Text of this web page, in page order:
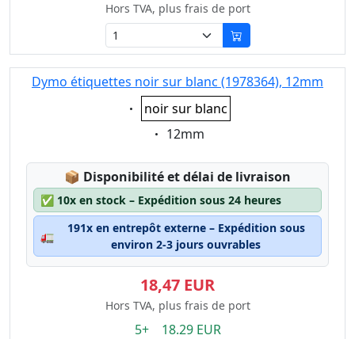
Hors TVA, plus frais de port
Dymo étiquettes noir sur blanc (1978364), 12mm
Eigenschaft:
noir sur blanc
Eigenschaft:
12mm
📦 Lagerstatus:
Disponibilité et délai de livraison
✅ 10x en stock – Expédition sous 24 heures
🚛
191x en entrepôt externe – Expédition sous
environ 2-3 jours ouvrables
18,47 EUR
Hors TVA, plus frais de port
5+ 18.29 EUR